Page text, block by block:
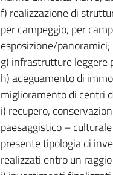
f) realizzazione di
per campeggio, per
esposizione/panoramici;
g) infrastrutture leggere
h) adeguamento di
miglioramento di centri
i) recupero,
paesaggistico –
presente tipologia di
realizzati entro un